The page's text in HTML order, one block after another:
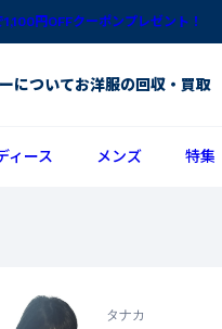
円OFFクーポンプレゼント！
についてお洋服の回収・買取
ィース メンズ 特集
タナカ